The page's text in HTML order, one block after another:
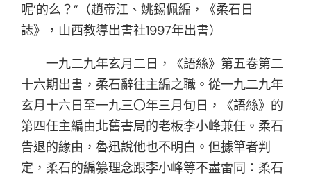
呢’的么？”（趙帝江、姚錫佩編，《柔石日
誌》，山西教導出書社1997年出書）
一九二九年玄月二日，《語絲》第五卷第二
十六期出書，柔石辭往主編之職。從一九二九年
玄月十六日至一九三〇年三月旬日，《語絲》的
第四任主編由北舊書局的老板李小峰兼任。柔石
告退的緣由，魯迅說他也不明白。但據筆者判
定，柔石的編纂理念跟李小峰等不盡雷同：柔石